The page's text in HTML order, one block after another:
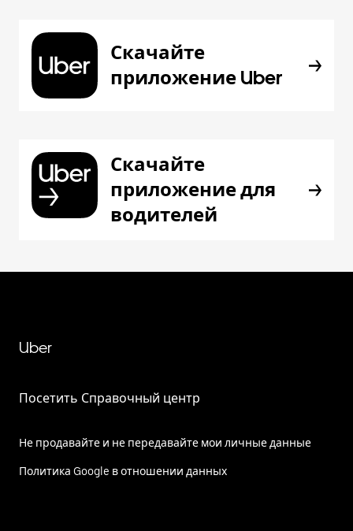
Скачайте
приложение Uber
Скачайте
приложение для
водителей
Uber
Посетить Справочный центр
Не продавайте и не передавайте мои личные данные
Политика Google в отношении данных